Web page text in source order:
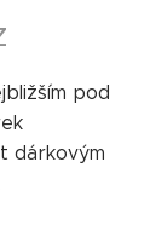
pod
dárkovým